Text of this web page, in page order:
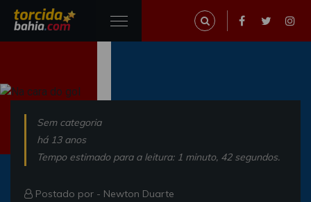
Sem categoria
há 13 anos
Tempo estimado para a leitura: 1 minuto, 42 segundos.
Postado por - Newton Duarte